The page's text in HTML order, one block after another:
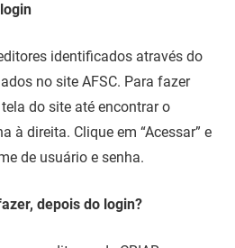
identificados através do
no site AFSC. Para fazer
do site até encontrar o
à direita. Clique em “Acessar” e
de usuário e senha.
depois do login?